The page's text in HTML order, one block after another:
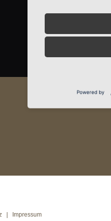
Impressum
Powered by